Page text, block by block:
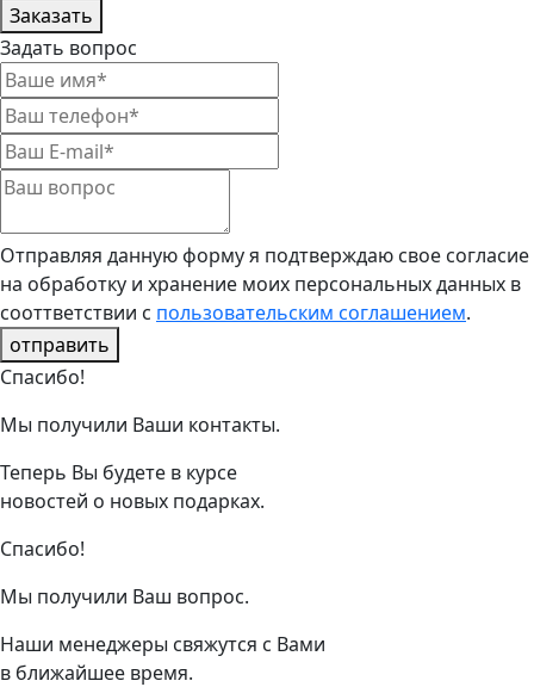
Заказать
Задать вопрос
Отправляя данную форму я подтверждаю свое согласие
на обработку и хранение моих персональных данных в
сооттветствии с пользовательским соглашением.
отправить
Спасибо!
Мы получили Ваши контакты.
Теперь Вы будете в курсе
новостей о новых подарках.
Спасибо!
Мы получили Ваш вопрос.
Наши менеджеры свяжутся с Вами
в ближайшее время.